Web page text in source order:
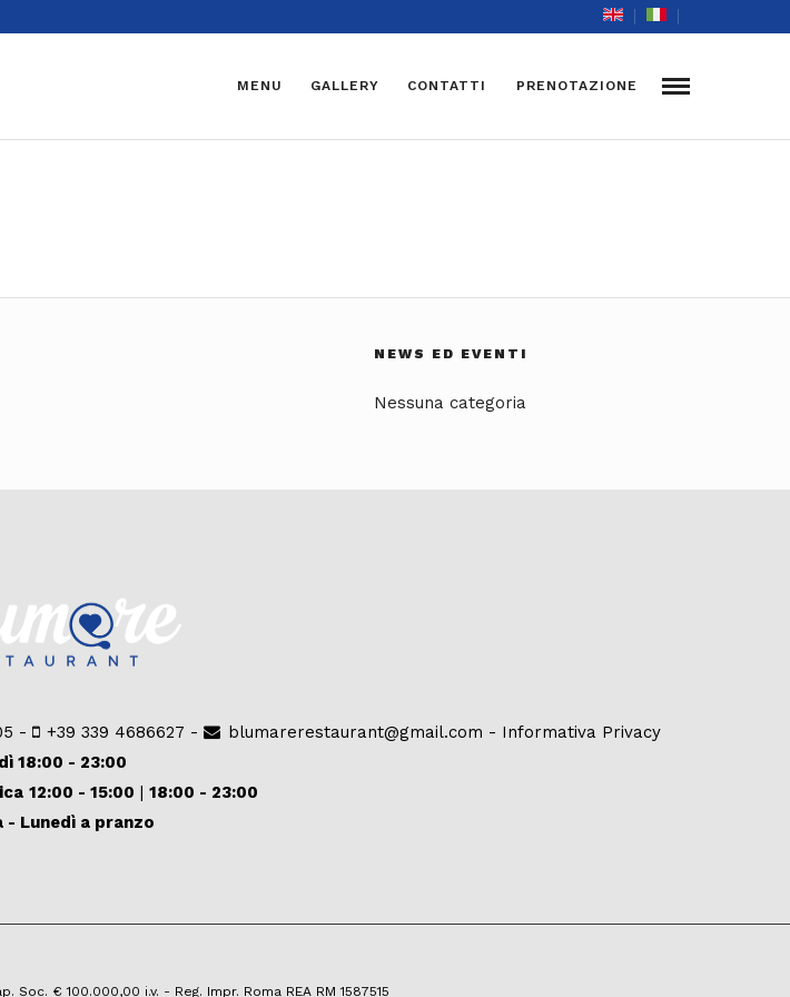
MENU GALLERY CONTATTI PRENOTAZIONE
NEWS ED EVENTI
Nessuna categoria
- +39 339 4686627 - blumarerestaurant@gmail.com - Informativa Privacy
18:00 - 23:00
12:00 - 15:00 | 18:00 - 23:00
- Lunedì a pranzo
Soc. € 100.000,00 i.v. - Reg. Impr. Roma REA RM 1587515